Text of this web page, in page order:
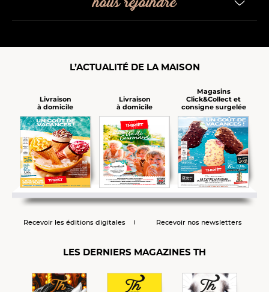
nous rejoindre
L’ACTUALITÉ DE LA MAISON
Livraison
à domicile
Livraison
à domicile
Magasins
Click&Collect et
consigne surgelée
Recevoir les éditions digitales Recevoir nos newsletters
LES DERNIERS MAGAZINES TH